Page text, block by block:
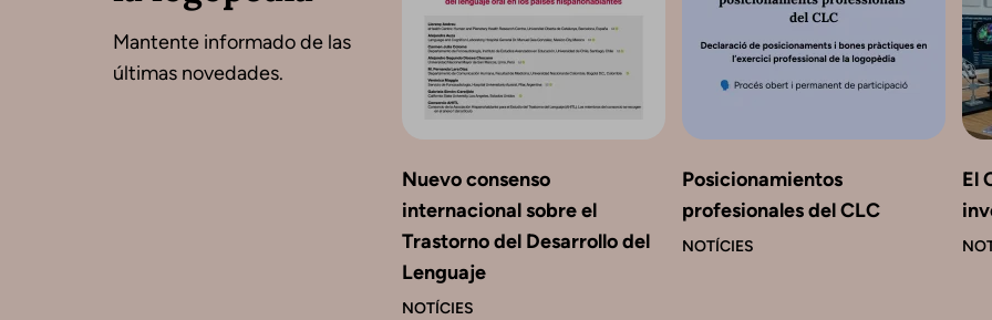
Mantente informado de las
últimas novedades.
Nuevo consenso
internacional sobre el
Trastorno del Desarrollo del
Lenguaje
NOTÍCIES
Posicionamientos
profesionales del CLC
NOTÍCIES
El